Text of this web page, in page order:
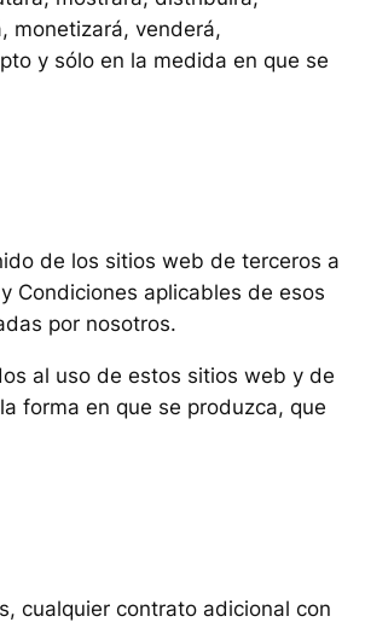
monetizará, venderá,
y sólo en la medida en que se
de los sitios web de terceros a
Condiciones aplicables de esos
por nosotros.
al uso de estos sitios web y de
forma en que se produzca, que
cualquier contrato adicional con